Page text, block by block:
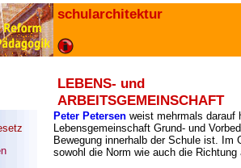
schularchitektur
LEBENS- und
ARBEITSGEMEINSCHAFT
Peter Petersen weist mehrmals darauf
Lebensgemeinschaft Grund- und
Bewegung innerhalb der Schule ist. Im
sowohl die Norm wie auch die Richtung